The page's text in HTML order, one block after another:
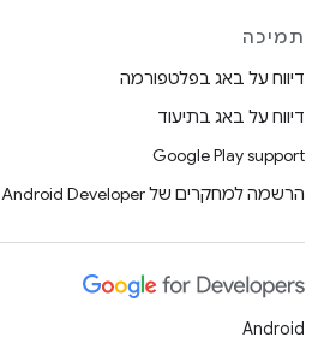
תמיכה
דיווח על באג בפלטפורמה
דיווח על באג בתיעוד
Google Play support
הרשמה למחקרים של Android Developer
Android